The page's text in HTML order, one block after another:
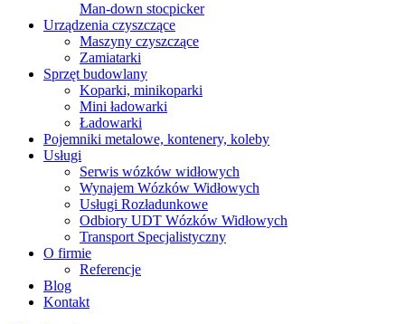
Man-down stocpicker
Urządzenia czyszczące
Maszyny czyszczące
Zamiatarki
Sprzęt budowlany
Koparki, minikoparki
Mini ładowarki
Ładowarki
Pojemniki metalowe, kontenery, koleby
Usługi
Serwis wózków widłowych
Wynajem Wózków Widłowych
Usługi Rozładunkowe
Odbiory UDT Wózków Widłowych
Transport Specjalistyczny
O firmie
Referencje
Blog
Kontakt